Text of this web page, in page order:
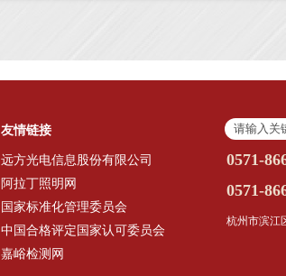
友情链接
远方光电信息股份有限公司
阿拉丁照明网
国家标准化管理委员会
中国合格评定国家认可委员会
嘉峪检测网
0571-
0571-
杭州市滨江